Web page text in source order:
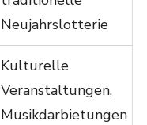
Neujahrslotterie
Kulturelle
Veranstaltungen,
Musikdarbietungen